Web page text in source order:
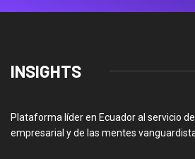
INSIGHTS
Plataforma líder en Ecuador al servicio
empresarial y de las mentes